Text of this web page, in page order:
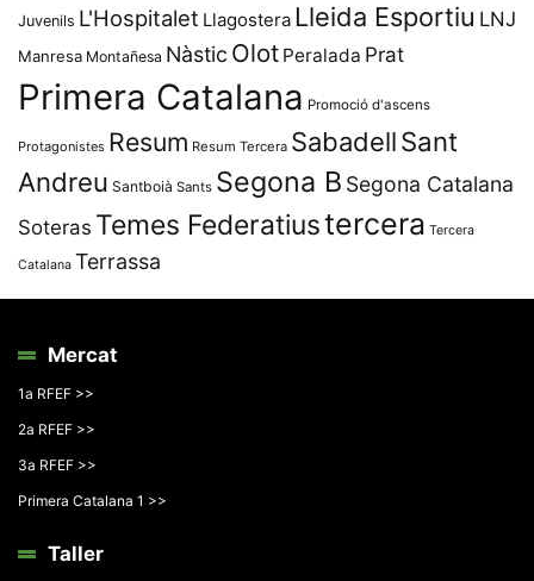
Juvenils L'Hospitalet Llagostera Lleida Esportiu LNJ
Manresa Montañesa Nàstic Olot Peralada Prat
Primera Catalana Promoció d'ascens
Protagonistes Resum Resum Tercera SabadellSant
Andreu Santboià Sants Segona B Segona Catalana
Soteras Temes Federatiustercera Tercera
Catalana Terrassa
Mercat
1a RFEF >>
2a RFEF >>
3a RFEF >>
Primera Catalana 1 >>
Taller